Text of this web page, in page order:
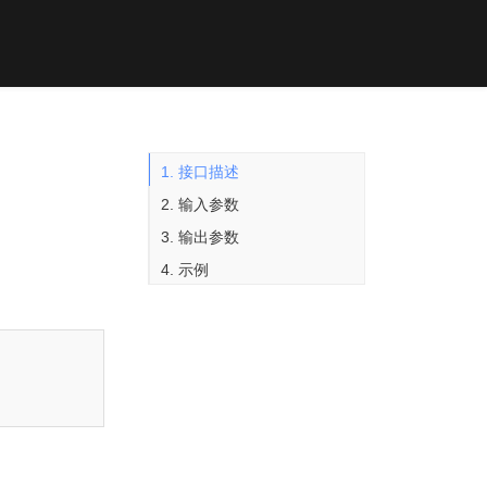
1. 接口描述
2. 输入参数
3. 输出参数
4. 示例